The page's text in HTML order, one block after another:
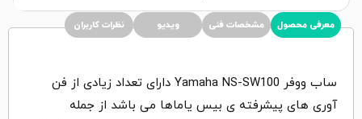
معرفی محصول مشخصات فنی ویدیو نظرات کاربران
ساب ووفر Yamaha NS-SW100 دارای تعداد زیادی از فن
آوری های پیشرفته ی بیس یاماها می باشد از جمله